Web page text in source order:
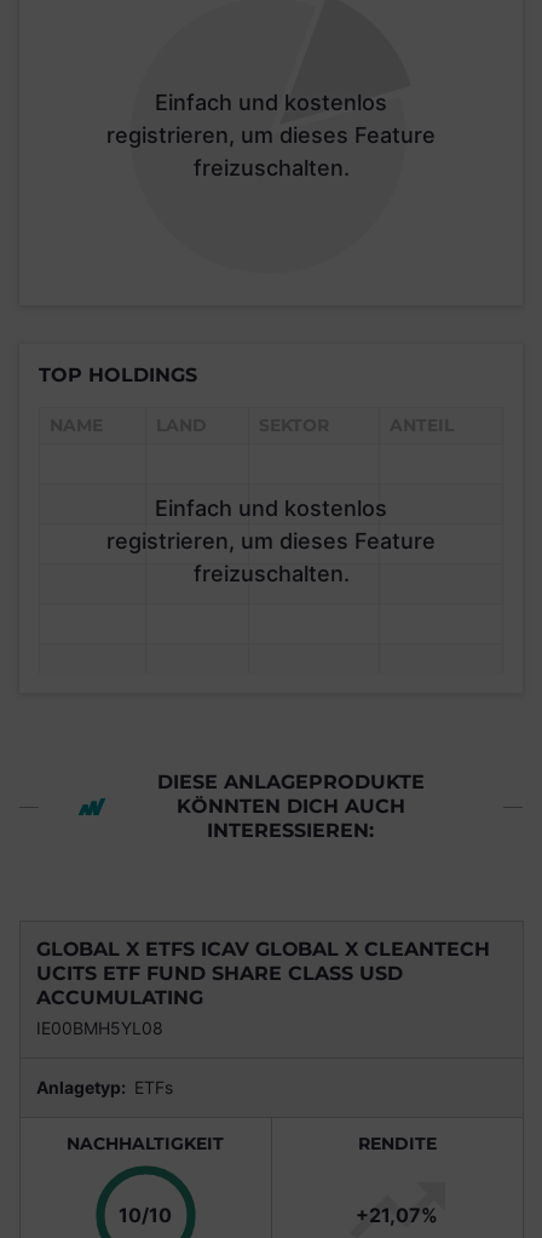
Einfach und kostenlos
registrieren, um dieses Feature
freizuschalten.
TOP HOLDINGS
Einfach und kostenlos
registrieren, um dieses Feature
freizuschalten.
DIESE ANLAGEPRODUKTE
KÖNNTEN DICH AUCH
INTERESSIEREN:
GLOBAL X ETFS ICAV GLOBAL X CLEANTECH
UCITS ETF FUND SHARE CLASS USD
ACCUMULATING
IE00BMH5YL08
Anlagetyp: ETFs
NACHHALTIGKEIT
10/10 Punkte
RENDITE
+21,07%